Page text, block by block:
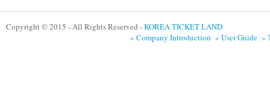
Copyright © 2015 - All Rights Reserved -KOREA TICKET LAND
» Company Introduction » User Guide »